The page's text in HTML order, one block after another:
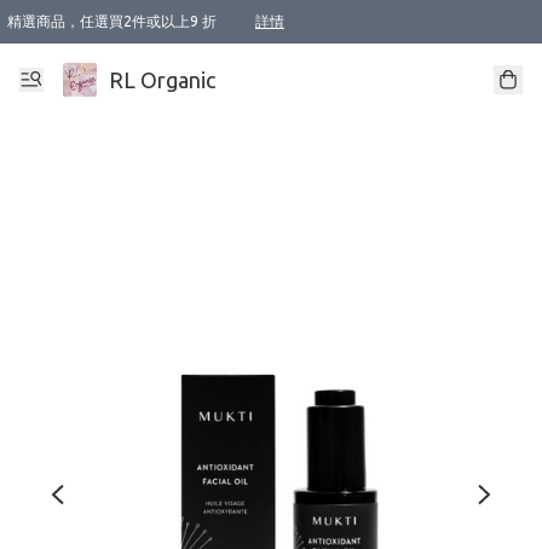
精選商品，任選買2件或以上9 折 詳情
XI周年優惠【新品自由選2件88折/3件85折】
XI周年優惠【Chakra 脈輪平衡自由選2件9折/3件85折/5件8折】
Florame 肌底自由選 2支9折 3支85折
XI周年優惠【蟲蟲退散 · 防衛結界﹞系列2件9折】
Sunki 任選2件95折
BIOFFICINA TOSCANA 任選2支9折 3支85折
Lamav 任選1件9折 2件85折
Mukti Organics 指定產品任選1件9折, 2件88折 3件85折
Intelligent Nutrients Skincare 任選2件9折
deodorant 任選2件88折
化妝品 任選2件95折
XI周年優惠【身心靈單品 任選2件9折/3件85折/5件8折】
XI周年優惠 【精油/香水 任選2件9折/3件85折/5件8折】
XI周年優惠【「關節到肌膚」全效養護 BODY OIL 組2件88折/3件85折】
XI周年優惠【夏日有機物理防曬套裝2件88折】
XI周年優惠【夏日潔面隨意選2件88折/3件85折】
XI周年優惠【逆齡奇蹟抗氧 11 自由選2件88折/3件85折/4件或以上8折】
新會員首次購物即享全單 95 折優惠！
成為VIP / VVIP 可享有生日月現金扣減獎賞優惠 !! 記得去賬户資料填上生日日期啦 !
選用順豐速運，滿$500 免運費
本地速遞 京東 送住宅/ 工商地址 $400 免運費
澳門訂單選用順豐速運，滿$800 免運費
RL Organic